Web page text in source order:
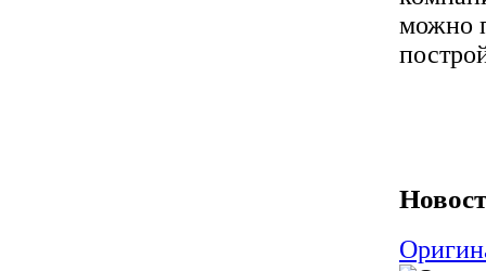
можно